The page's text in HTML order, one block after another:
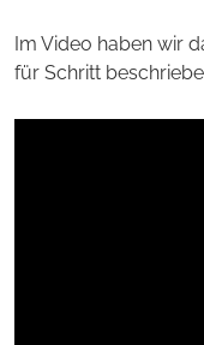
Im Video haben wir
für Schritt